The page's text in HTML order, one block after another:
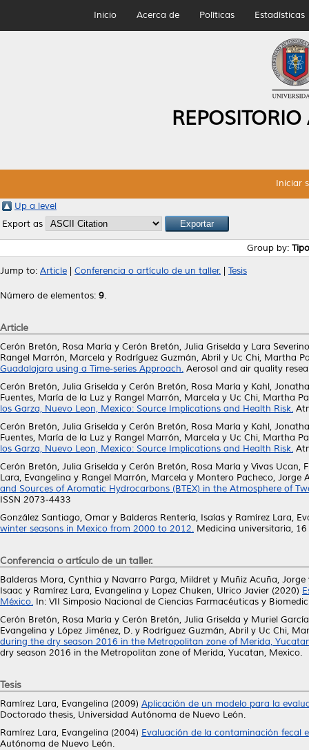
Inicio Acerca de Políticas Estadísticas
Iniciar
Up a level
Export as
Group by:
Jump to: Article Conferencia o artículo de un taller. Tesis
Número de elementos: 9.
Article
Cerón Bretón, Rosa María y Cerón Bretón, Julia Griselda y Lara
Rangel Marrón, Marcela y Rodríguez Guzmán, Abril y Uc Chi, Martha
Guadalajara using a Time-series Approach. Aerosol and air quality
Cerón Bretón, Julia Griselda y Cerón Bretón, Rosa María y Kahl,
Fuentes, María de la Luz y Rangel Marrón, Marcela y Uc Chi, Martha
los Garza, Nuevo Leon, Mexico: Source Implications and Health Risk.
Cerón Bretón, Julia Griselda y Cerón Bretón, Rosa María y Kahl,
Fuentes, María de la Luz y Rangel Marrón, Marcela y Uc Chi, Martha
los Garza, Nuevo Leon, Mexico: Source Implications and Health Risk.
Cerón Bretón, Julia Griselda y Cerón Bretón, Rosa María y Vivas Ucan,
Lara, Evangelina y Rangel Marrón, Marcela y Montero Pacheco, Jorge
and Sources of Aromatic Hydrocarbons (BTEX) in the Atmosphere of
ISSN 2073-4433
González Santiago, Omar y Balderas Rentería, Isaías y Ramírez Lara,
winter seasons in Mexico from 2000 to 2012. Medicina universitaria,
Conferencia o artículo de un taller.
Balderas Mora, Cynthia y Navarro Parga, Mildret y Muñiz Acuña, Jorge
Isaac y Ramírez Lara, Evangelina y Lopez Chuken, Ulrico Javier (2020)
México. In: VII Simposio Nacional de Ciencias Farmacéuticas y
Cerón Bretón, Rosa María y Cerón Bretón, Julia Griselda y Muriel
Evangelina y López Jiménez, D. y Rodríguez Guzmán, Abril y Uc Chi,
during the dry season 2016 in the Metropolitan zone of Merida,
dry season 2016 in the Metropolitan zone of Merida, Yucatan, Mexico.
Tesis
Ramírez Lara, Evangelina (2009) Aplicación de un modelo para la
Doctorado thesis, Universidad Autónoma de Nuevo León.
Ramírez Lara, Evangelina (2004) Evaluación de la contaminación fecal
Autónoma de Nuevo León.